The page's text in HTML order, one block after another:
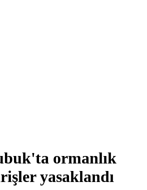
ormanlık
yasaklandı